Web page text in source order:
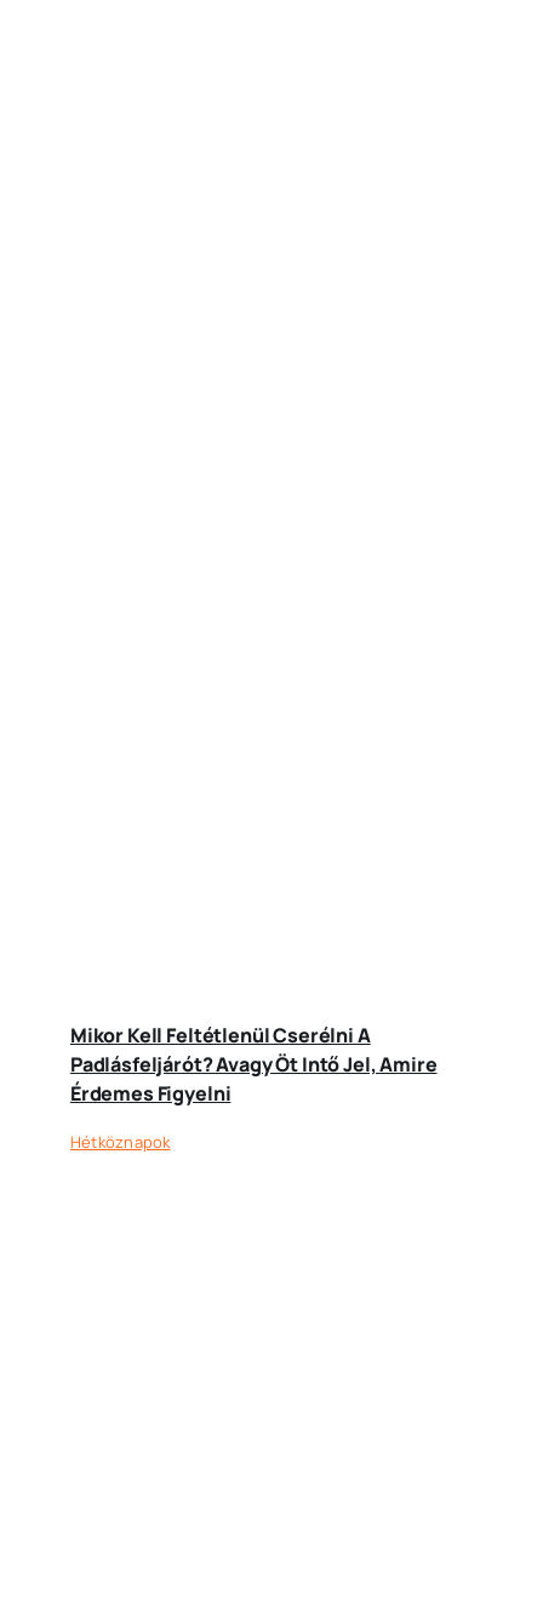
Mikor Kell Feltétlenül Cserélni A
Padlásfeljárót? Avagy Öt Intő Jel, Amire
Érdemes Figyelni
Hétköznapok